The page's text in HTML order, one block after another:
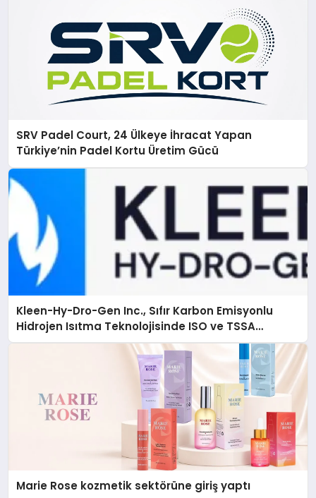
SRV Padel Court, 24 Ülkeye İhracat Yapan
Türkiye’nin Padel Kortu Üretim Gücü
Kleen-Hy-Dro-Gen Inc., Sıfır Karbon Emisyonlu
Hidrojen Isıtma Teknolojisinde ISO ve TSSA
Düzenleyici Onaylarını Aldı
Marie Rose kozmetik sektörüne giriş yaptı